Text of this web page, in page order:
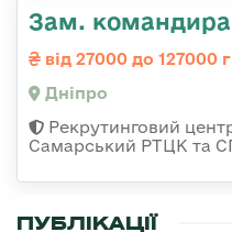
Зам. командира
від 27000 до 127000
Дніпро
Рекрутинговий
Самарський РТЦК та
ПУБЛІКАЦІЇ